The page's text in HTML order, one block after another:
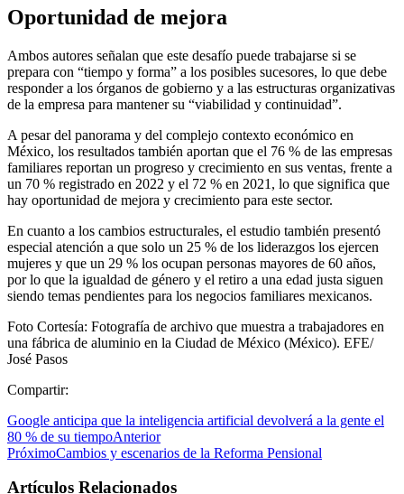
Oportunidad de mejora
Ambos autores señalan que este desafío puede trabajarse si se
prepara con “tiempo y forma” a los posibles sucesores, lo que debe
responder a los órganos de gobierno y a las estructuras organizativas
de la empresa para mantener su “viabilidad y continuidad”.
A pesar del panorama y del complejo contexto económico en
México, los resultados también aportan que el 76 % de las empresas
familiares reportan un progreso y crecimiento en sus ventas, frente a
un 70 % registrado en 2022 y el 72 % en 2021, lo que significa que
hay oportunidad de mejora y crecimiento para este sector.
En cuanto a los cambios estructurales, el estudio también presentó
especial atención a que solo un 25 % de los liderazgos los ejercen
mujeres y que un 29 % los ocupan personas mayores de 60 años,
por lo que la igualdad de género y el retiro a una edad justa siguen
siendo temas pendientes para los negocios familiares mexicanos.
Foto Cortesía: Fotografía de archivo que muestra a trabajadores en
una fábrica de aluminio en la Ciudad de México (México). EFE/
José Pasos
Compartir:
Google anticipa que la inteligencia artificial devolverá a la gente el
80 % de su tiempoAnterior
PróximoCambios y escenarios de la Reforma Pensional
Artículos Relacionados